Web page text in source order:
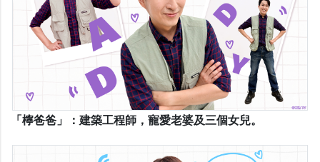
「檸爸爸」：建築工程師，寵愛老婆及三個女兒。